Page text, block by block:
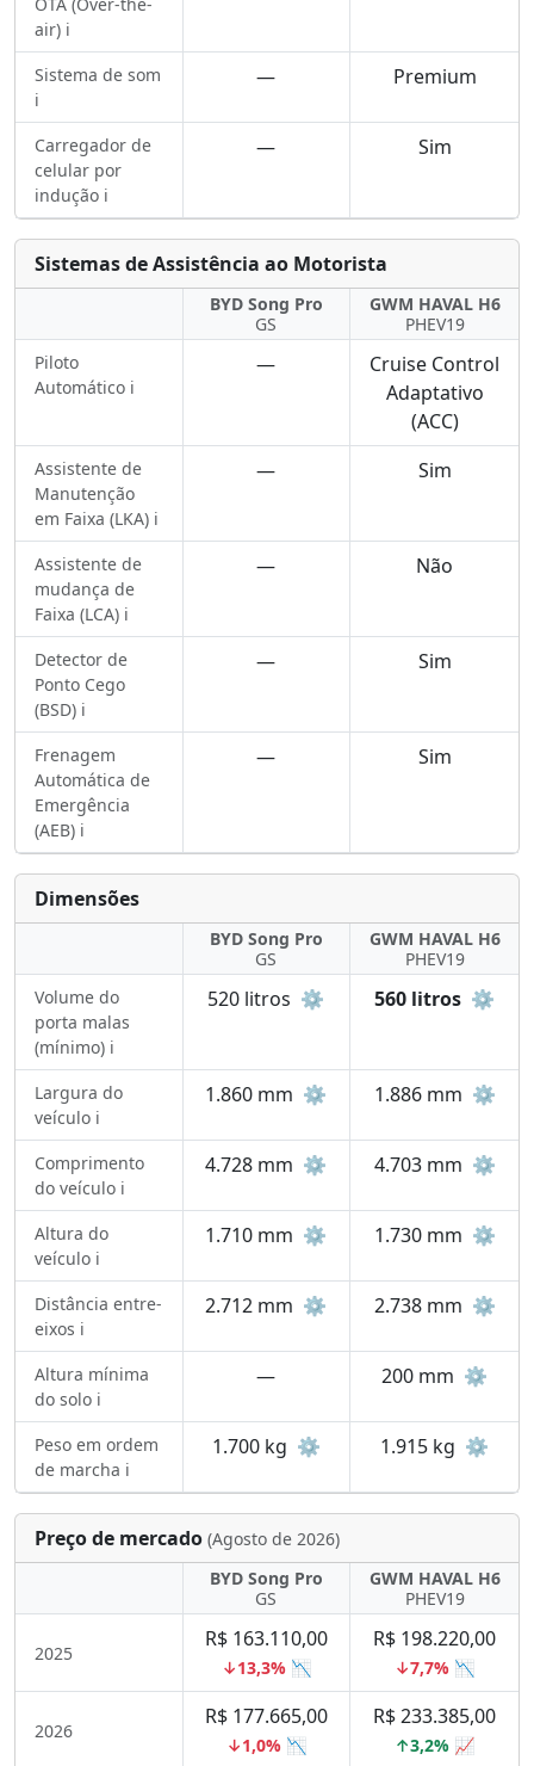
air) ℹ️
Sistema de som
ℹ️
— Premium
Carregador de
celular por
indução ℹ️
— Sim
Sistemas de Assistência ao Motorista
BYD Song Pro
GS
GWM HAVAL H6
PHEV19
Piloto
Automático ℹ️
—
Cruise Control
Adaptativo
(ACC)
Assistente de
Manutenção
em Faixa (LKA) ℹ️
— Sim
Assistente de
mudança de
Faixa (LCA) ℹ️
— Não
Detector de
Ponto Cego
(BSD) ℹ️
— Sim
Frenagem
Automática de
Emergência
(AEB) ℹ️
— Sim
Dimensões
BYD Song Pro
GS
GWM HAVAL H6
PHEV19
Volume do
porta malas
(mínimo) ℹ️
520 litros ⚙️ 560 litros ⚙️
Largura do
veículo ℹ️
1.860 mm ⚙️ 1.886 mm ⚙️
Comprimento
do veículo ℹ️
4.728 mm ⚙️ 4.703 mm ⚙️
Altura do
veículo ℹ️
1.710 mm ⚙️ 1.730 mm ⚙️
Distância entre-
eixos ℹ️
2.712 mm ⚙️ 2.738 mm ⚙️
Altura mínima
do solo ℹ️
— 200 mm ⚙️
Peso em ordem
de marcha ℹ️
1.700 kg ⚙️ 1.915 kg ⚙️
Preço de mercado (Agosto de 2026)
BYD Song Pro
GS
GWM HAVAL H6
PHEV19
2025
R$ 163.110,00
↓13,3% 📉
R$ 198.220,00
↓7,7% 📉
2026
R$ 177.665,00
↓1,0% 📉
R$ 233.385,00
↑3,2% 📈